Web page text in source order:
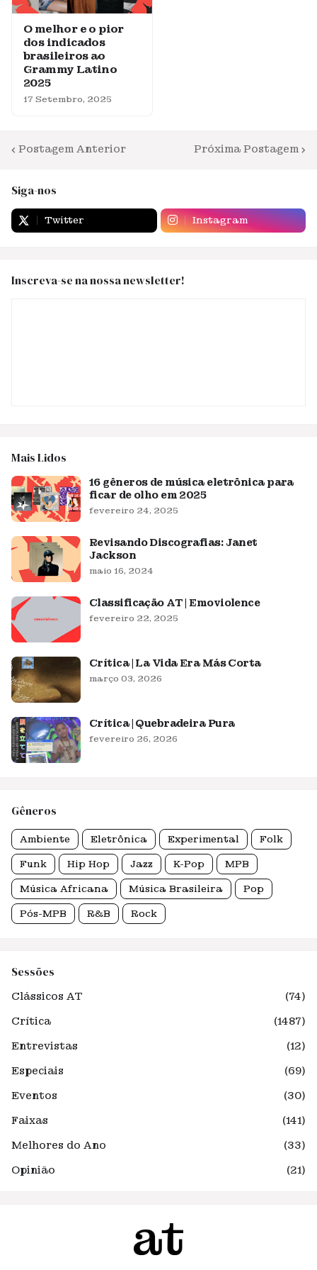
O melhor e o pior
dos indicados
brasileiros ao
Grammy Latino
2025
17 Setembro, 2025
Postagem Anterior Próxima Postagem
Siga-nos
Twitter Instagram
Inscreva-se na nossa newsletter!
Mais Lidos
16 gêneros de música eletrônica para
ficar de olho em 2025
fevereiro 24, 2025
Revisando Discografias: Janet
Jackson
maio 16, 2024
Classificação AT | Emoviolence
fevereiro 22, 2025
Crítica | La Vida Era Más Corta
março 03, 2026
Crítica | Quebradeira Pura
fevereiro 26, 2026
Gêneros
Ambiente Eletrônica Experimental Folk
Funk Hip Hop Jazz K-Pop MPB
Música Africana Música Brasileira Pop
Pós-MPB R&B Rock
Sessões
Clássicos AT
(74)
Crítica
(1487)
Entrevistas
(12)
Especiais
(69)
Eventos
(30)
Faixas
(141)
Melhores do Ano
(33)
Opinião
(21)